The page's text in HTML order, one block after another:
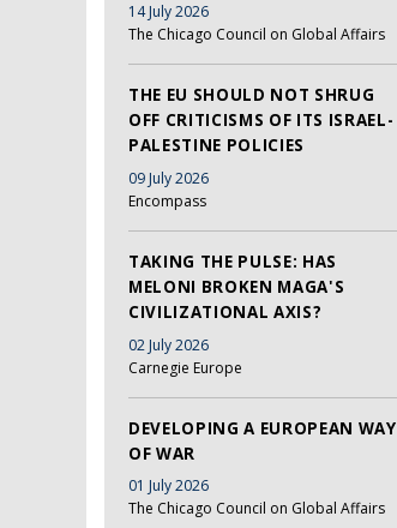
14 July 2026
The Chicago Council on Global Affairs
THE EU SHOULD NOT SHRUG
OFF CRITICISMS OF ITS ISRAEL-
PALESTINE POLICIES
09 July 2026
Encompass
TAKING THE PULSE: HAS
MELONI BROKEN MAGA'S
CIVILIZATIONAL AXIS?
02 July 2026
Carnegie Europe
DEVELOPING A EUROPEAN WAY
OF WAR
01 July 2026
The Chicago Council on Global Affairs